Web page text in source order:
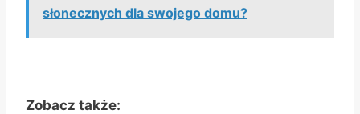
słonecznych dla swojego domu?
Zobacz także: